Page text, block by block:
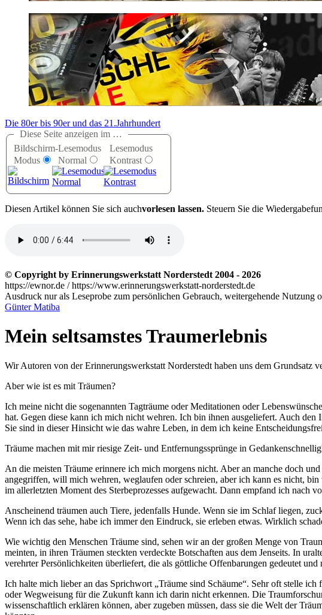
Die 80er bis 90er und das 21.Jahrhundert
Diese Seite anzeigen im …
Bildschirm-
Modus
Lesemodus
Normal
Lesemodus
Kontrast
Diesen Artikel können Sie sich auchvorlesen lassen. Steuern Sie die
© Copyright by Erinnerungswerkstatt Norderstedt 2004 - 2026
https://ewnor.de / https://www.erinnerungswerkstatt-norderstedt.de
Ausdruck nur als Leseprobe zum persönlichen Gebrauch, weitergehende
Günter Matiba
Mein seltsamstes Traumerlebnis
Wir Autoren von der Erinnerungswerkstatt Norderstedt haben uns dem Grundsatz
Aber wie ist es mit Träumen?
Ich meine nicht die sogenannten Tagträume oder Meditationen oder
hat. Gegen diese kann ich mich nicht wehren. Ich bin ihnen ausgeliefert. Auch
Sie sind in dieser Hinsicht wie das wahre Leben, in dem ich keine
Träume machen mit mir riesige Zeit- und Entfernungssprünge in
An die meisten Träume erinnere ich mich morgens nicht. Aber an manche doch
angegriffen, will mich wehren, weglaufen oder schreien, aber ich kann es nicht,
im allerletzten Moment des Sterbeprozesses aufgewacht. Dann empfand ich nach
Anscheinend träumen auch Tiere, jedenfalls Hunde. Wenn sie im Schlaf liegen,
Wenn ich das sehe, habe ich immer den Eindruck, sie erleben etwas. Wirklich
Wie wichtig den Menschen Träume sind, sehen wir an der großen Menge von
meinten, in ihren Träumen steckten verdeckte Botschaften aus dem Jenseits. In
verehrter Persönlichkeiten überliefert, die als göttliche Offenbarungen gedeutet
Ich halte mich lieber an das Sprichwort
Träume sind Schäume . Sehr oft stelle ich
oder Wegweisung für die Zukunft kann ich darin nicht erkennen. Die
wissenschaftlich erklären können, aber zugeben müssen, dass sie die Welt der